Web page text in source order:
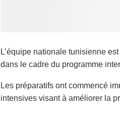
L’équipe nationale tunisienne
dans le cadre du programme
Les préparatifs ont commencé
intensives visant à améliorer la